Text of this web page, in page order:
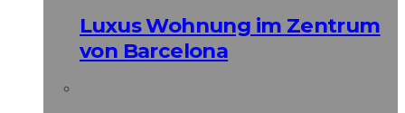
Luxus Wohnung im Zentrum
von Barcelona